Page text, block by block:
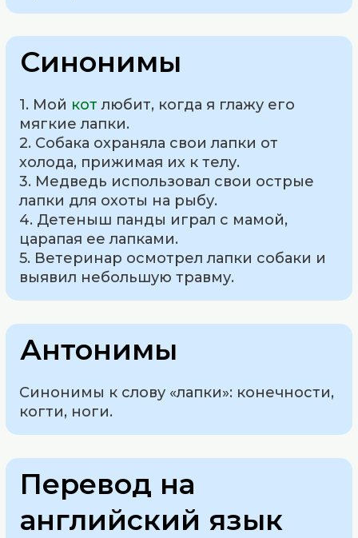
Синонимы
1. Мой кот любит, когда я глажу его
мягкие лапки.
2. Собака охраняла свои лапки от
холода, прижимая их к телу.
3. Медведь использовал свои острые
лапки для охоты на рыбу.
4. Детеныш панды играл с мамой,
царапая ее лапками.
5. Ветеринар осмотрел лапки собаки и
выявил небольшую травму.
Антонимы
Синонимы к слову «лапки»: конечности,
когти, ноги.
Перевод на
английский язык